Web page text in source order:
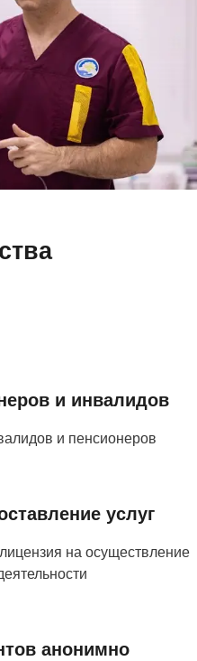
и инвалидов
и пенсионеров
услуг
на осуществление
анонимно